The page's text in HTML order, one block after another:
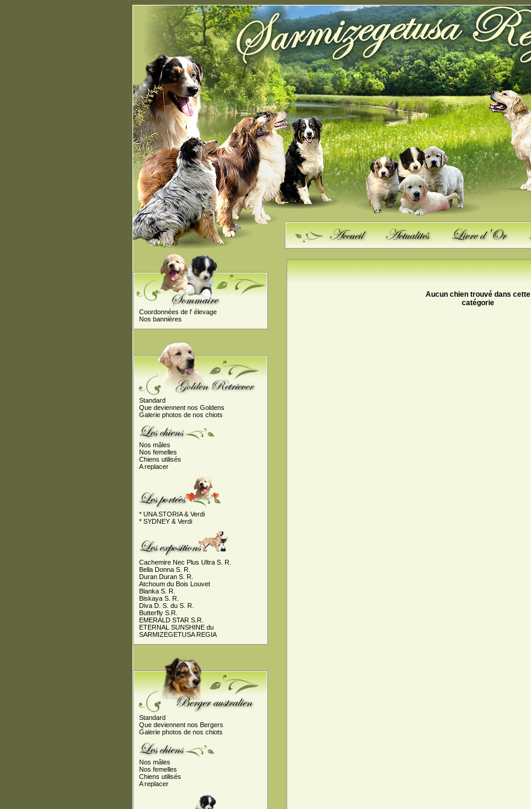
Coordonnées de l' élevage
Nos bannières
Standard
Que deviennent nos Goldens
Galerie photos de nos chiots
Nos mâles
Nos femelles
Chiens utilisés
A replacer
* UNA STORIA & Verdi
* SYDNEY & Verdi
Cachemire Nec Plus Ultra S. R.
Bella Donna S. R.
Duran Duran S. R.
Atchoum du Bois Louvet
Blanka S. R.
Biskaya S. R.
Diva D. S. du S. R.
Butterfly S.R.
EMERALD STAR S.R.
ETERNAL SUNSHINE du
SARMIZEGETUSA REGIA
Standard
Que deviennent nos Bergers
Galerie photos de nos chiots
Nos mâles
Nos femelles
Chiens utilisés
A replacer
Aucun chien trouvé dans cette
catégorie